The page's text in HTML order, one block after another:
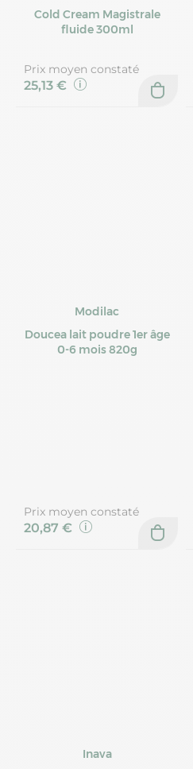
Cold Cream Magistrale
fluide 300ml
Prix moyen constaté
25,13 €
Modilac
Doucea lait poudre 1er âge
0-6 mois 820g
Prix moyen constaté
20,87 €
Inava